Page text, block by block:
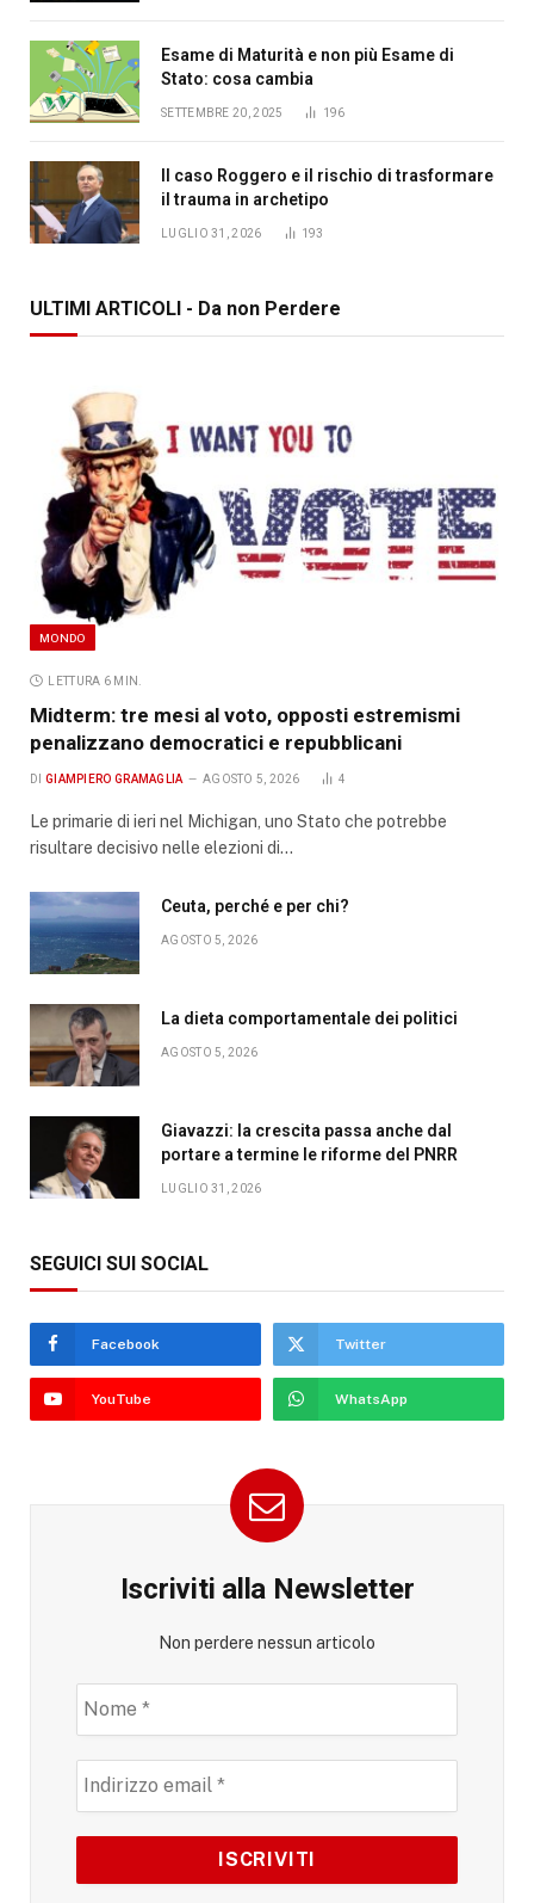
Esame di Maturità e non più Esame di
Stato: cosa cambia
SETTEMBRE 20, 2025 196
Il caso Roggero e il rischio di trasformare
il trauma in archetipo
LUGLIO 31, 2026 193
ULTIMI ARTICOLI - Da non Perdere
MONDO
LETTURA 6 MIN.
Midterm: tre mesi al voto, opposti estremismi
penalizzano democratici e repubblicani
DI GIAMPIERO GRAMAGLIA AGOSTO 5, 2026 4
Le primarie di ieri nel Michigan, uno Stato che potrebbe
risultare decisivo nelle elezioni di…
Ceuta, perché e per chi?
AGOSTO 5, 2026
La dieta comportamentale dei politici
AGOSTO 5, 2026
Giavazzi: la crescita passa anche dal
portare a termine le riforme del PNRR
LUGLIO 31, 2026
SEGUICI SUI SOCIAL
Facebook Twitter
YouTube WhatsApp
Iscriviti alla Newsletter
Non perdere nessun articolo